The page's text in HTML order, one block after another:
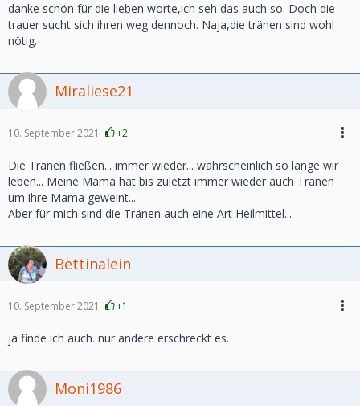
danke schön für die lieben worte,ich seh das auch so. Doch die
trauer sucht sich ihren weg dennoch. Naja,die tränen sind wohl
nötig.
Miraliese21
10. September 2021 +2
Die Tränen fließen... immer wieder... wahrscheinlich so lange wir
leben... Meine Mama hat bis zuletzt immer wieder auch Tränen
um ihre Mama geweint...
Aber für mich sind die Tränen auch eine Art Heilmittel...
Bettinalein
10. September 2021 +1
ja finde ich auch. nur andere erschreckt es.
Moni1986